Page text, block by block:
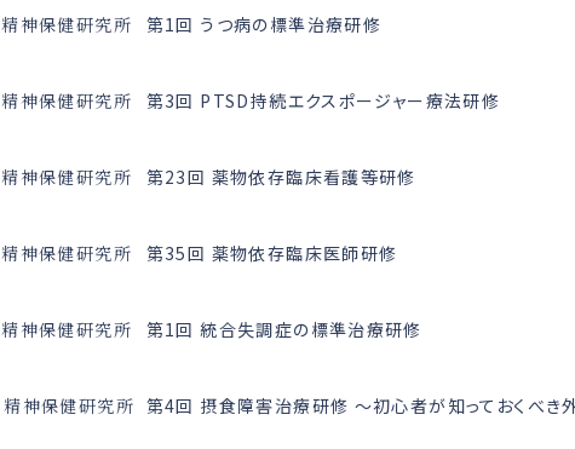
精神保健研究所 第1回 うつ病の標準治療研修
精神保健研究所 第3回 PTSD持続エクスポージャー療法研修
精神保健研究所 第23回 薬物依存臨床看護等研修
精神保健研究所 第35回 薬物依存臨床医師研修
精神保健研究所 第1回 統合失調症の標準治療研修
精神保健研究所 第4回 摂食障害治療研修 ～初心者が知っておくべき